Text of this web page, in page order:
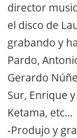
director
el disco de
grabando y
Pardo,
Gerardo
Sur, Enrique
Ketama, etc…
-Produjo y